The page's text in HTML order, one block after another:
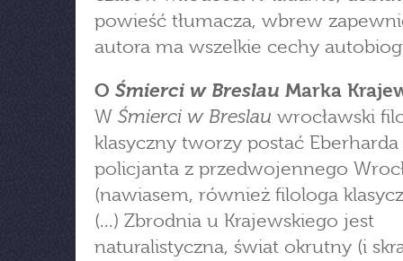
powieść tłumacza, wbrew
autora ma wszelkie cechy
O Śmierci w Breslau Marka
W Śmierci w Breslau wrocławski
klasyczny tworzy postać Eberharda
policjanta z przedwojennego
(nawiasem, również filologa
(...) Zbrodnia u Krajewskiego jest
naturalistyczna, świat okrutny (i